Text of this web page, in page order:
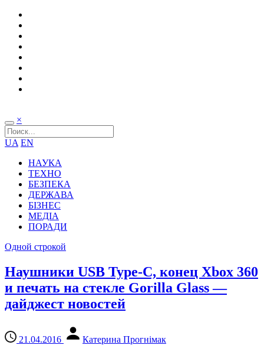
×
UA EN
НАУКА
ТЕХНО
БЕЗПЕКА
ДЕРЖАВА
БІЗНЕС
МЕДІА
ПОРАДИ
Одной строкой
Наушники USB Type-C, конец Xbox 360
и печать на стекле Gorilla Glass —
дайджест новостей
21.04.2016 Катерина Прогнімак